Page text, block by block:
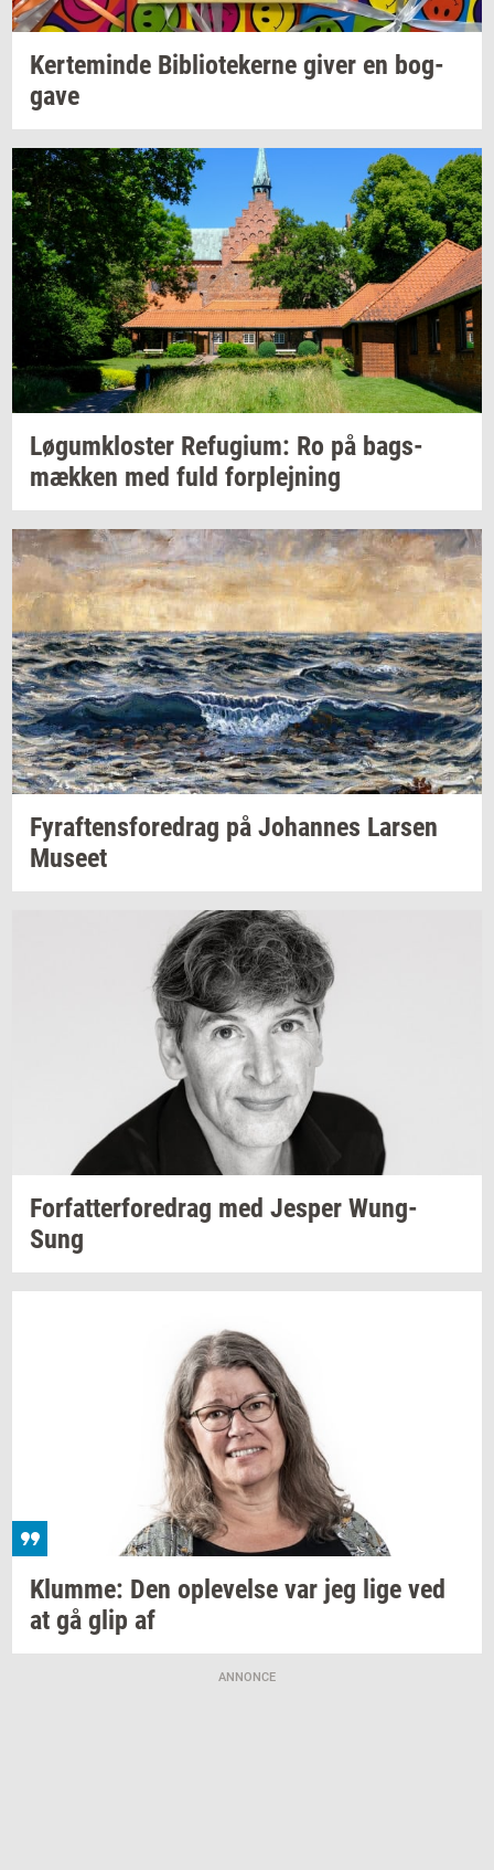
Ker­te­min­de Bi­bli­o­te­ker­ne giver en bog­
ga­ve
Løgum­klo­ster Re­fu­gi­um: Ro på bags­
mæk­ken med fuld for­plej­ning
Fyraf­tens­fored­rag på Jo­han­nes Lar­sen
Mu­se­et
For­fat­ter­fored­rag med Jes­per Wung-​
Sung
Klum­me: Den op­le­vel­se var jeg lige ved
at gå glip af
ANNONCE